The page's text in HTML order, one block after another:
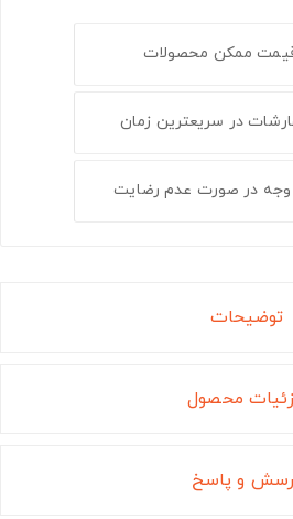
قیمت ممکن محصولات
در سریعترین زمان
در صورت عدم رضایت
توضیحات
محصول
و پاسخ